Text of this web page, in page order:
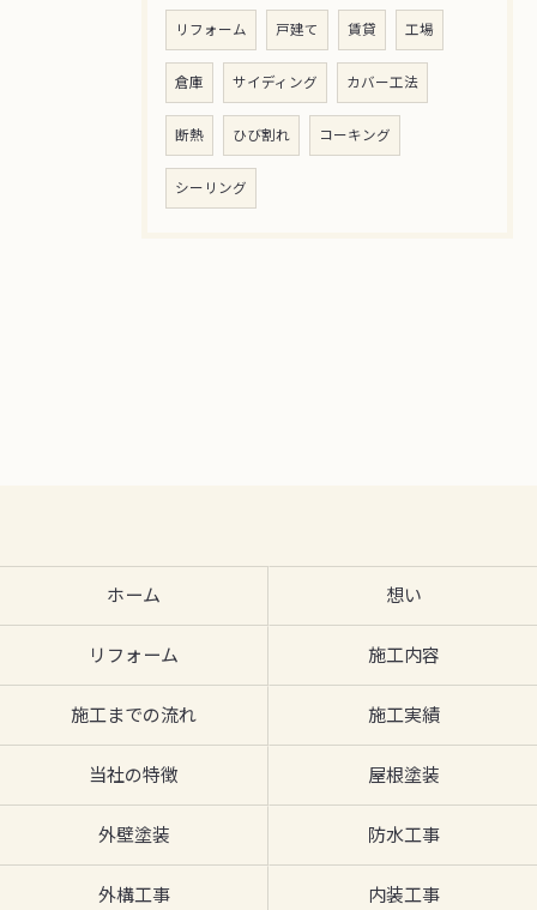
リフォーム 戸建て 賃貸 工場
倉庫 サイディング カバー工法
断熱 ひび割れ コーキング
シーリング
ホーム 想い
リフォーム 施工内容
施工までの流れ 施工実績
当社の特徴 屋根塗装
外壁塗装 防水工事
外構工事 内装工事